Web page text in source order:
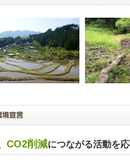
CO2削減につながる活動を